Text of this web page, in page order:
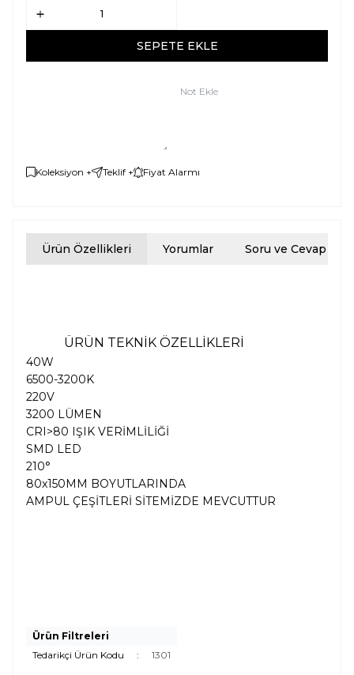
SEPETE EKLE
Not Ekle
Koleksiyon + Teklif + Fiyat Alarmı
Ürün Özellikleri Yorumlar Soru ve Cevap
ÜRÜN TEKNİK ÖZELLİKLERİ
40W
6500-3200K
220V
3200 LÜMEN
CRI>80 IŞIK VERİMLİLİĞİ
SMD LED
210°
80x150MM BOYUTLARINDA
AMPUL ÇEŞİTLERİ SİTEMİZDE MEVCUTTUR
Ürün Filtreleri
Tedarikçi Ürün Kodu
: 1301